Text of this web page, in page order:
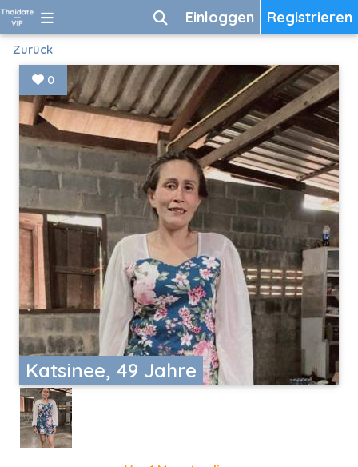
Registrieren
Einloggen
Zurück
Katsinee, 49 Jahre
0